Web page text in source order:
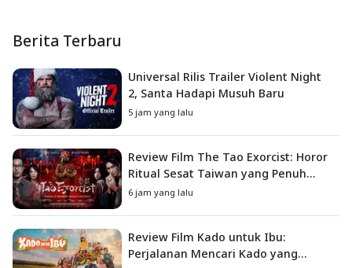
Berita Terbaru
Universal Rilis Trailer Violent Night
2, Santa Hadapi Musuh Baru
5 jam yang lalu
Review Film The Tao Exorcist: Horor
Ritual Sesat Taiwan yang Penuh
Misteri dan Teror Psikologis
6 jam yang lalu
Review Film Kado untuk Ibu:
Perjalanan Mencari Kado yang